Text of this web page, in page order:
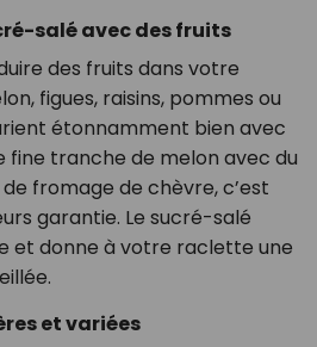
salé avec des fruits
des fruits dans votre
figues, raisins, pommes ou
étonnamment bien avec
fine tranche de melon avec du
fromage de chèvre, c’est
garantie. Le sucré-salé
et donne à votre raclette une
et variées